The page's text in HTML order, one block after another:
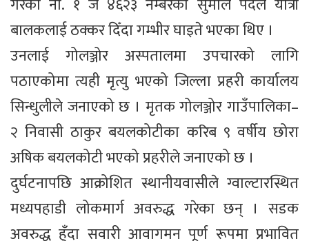
गरेको ना. १ ज ४६२३ नम्बरको सुमोले पैदल यात्री
बालकलाई ठक्कर दिँदा गम्भीर घाइते भएका थिए ।
उनलाई गोलञ्जोर अस्पतालमा उपचारको लागि
पठाएकोमा त्यही मृत्यु भएको जिल्ला प्रहरी कार्यालय
सिन्धुलीले जनाएको छ । मृतक गोलञ्जोर गाउँपालिका–
२ निवासी ठाकुर बयलकोटीका करिब ९ वर्षीय छोरा
अषिक बयलकोटी भएको प्रहरीले जनाएको छ ।
दुर्घटनापछि आक्रोशित स्थानीयवासीले ग्वाल्टारस्थित
मध्यपहाडी लोकमार्ग अवरुद्ध गरेका छन् । सडक
अवरुद्ध हुँदा सवारी आवागमन पूर्ण रूपमा प्रभावित